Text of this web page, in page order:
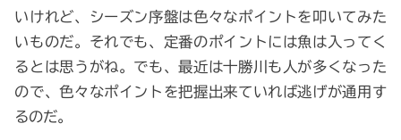
いけれど、シーズン序盤は色々なポイントを叩いてみた
いものだ。それでも、定番のポイントには魚は入ってく
るとは思うがね。でも、最近は十勝川も人が多くなった
ので、色々なポイントを把握出来ていれば逃げが通用す
るのだ。